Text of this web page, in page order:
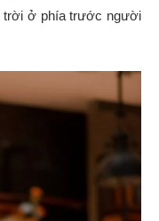
trời ở phía trước người